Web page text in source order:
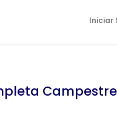
Iniciar